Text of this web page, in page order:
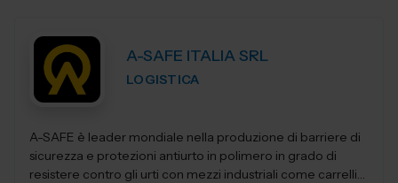
A-SAFE ITALIA SRL
LOGISTICA
A-SAFE è leader mondiale nella produzione di barriere di
sicurezza e protezioni antiurto in polimero in grado di
resistere contro gli urti con mezzi industriali come carrelli